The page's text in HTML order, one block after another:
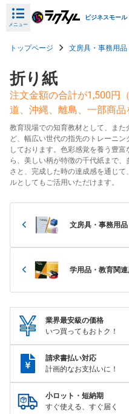
メニュー
ビジネスモール
トップページ 文房具・事務用品
折り紙
注文金額の合計が1,500円
道、沖縄、離島、一部商品
教育現場での知育教材として、ま
ど、幅広い世代の指先のトレーニ
しております。色彩感覚を養う豊
ら、美しい柄が特徴の千代紙まで
さと、完成した時の達成感を通じ
ルとしてもご活用いただけます。
文房具・事務用品
学用品・教育関
業界最安級の価格
いつ買ってもおトク！
請求書払い対応
計画的なお支払いに！
小ロット・短納期
すぐ使える、すぐ届く